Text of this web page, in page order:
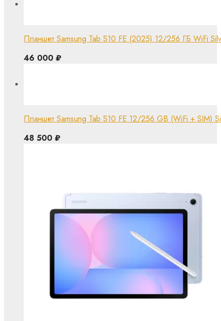
Планшет Samsung Tab S10 FE (2025) 12/256 ГБ WiFi
46 000 ₽
Планшет Samsung Tab S10 FE 12/256 GB (WiFi + SIM)
48 500 ₽